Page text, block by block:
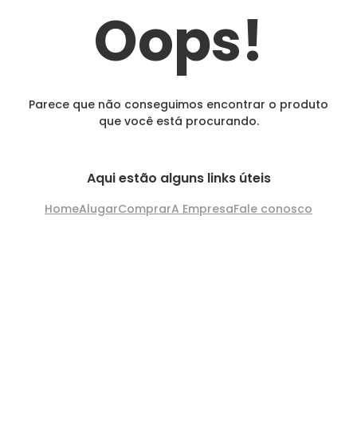
Oops!
Parece que não conseguimos encontrar o produto
que você está procurando.
Aqui estão alguns links úteis
HomeAlugarComprarA EmpresaFale conosco